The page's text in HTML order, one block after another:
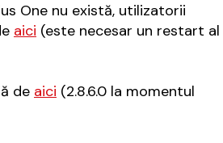
One nu există, utilizatorii
aici (este necesar un restart al
de aici (2.8.6.0 la momentul